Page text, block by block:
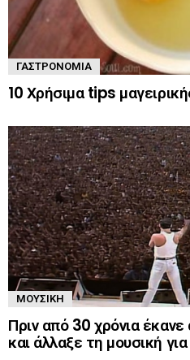
ΓΑΣΤΡΟΝΟΜΊΑ
10 Χρήσιμα tips
ΜΟΥΣΙΚΉ
Πριν από 30 χρόνια
και άλλαξε τη μουσική